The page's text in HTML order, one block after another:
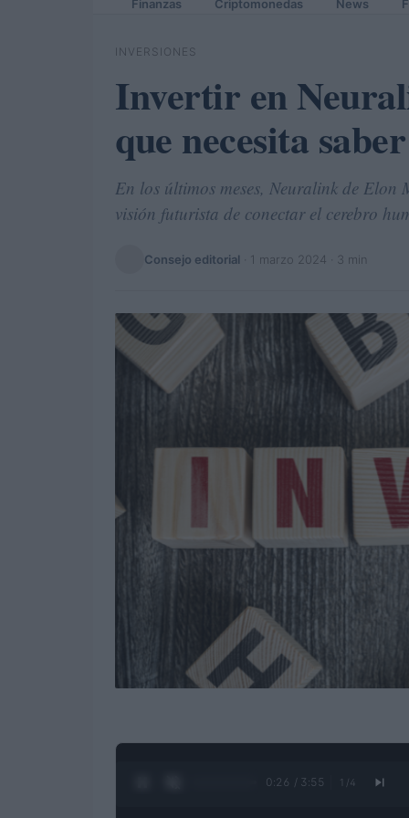
Finanzas Criptomonedas News
INVERSIONES
Invertir en
que necesita saber
En los últimos meses, Neuralink de
visión futurista de conectar el cerebro
Consejo editorial 1 marzo 2024 · 3 min
0:27 / 3:55 1 /4